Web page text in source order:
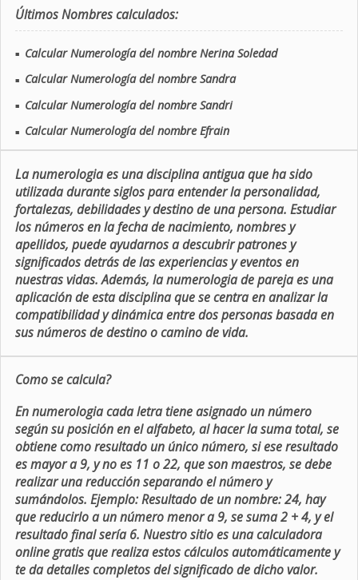
Últimos Nombres calculados:
■ Calcular Numerología del nombre Nerina Soledad
■ Calcular Numerología del nombre Sandra
■ Calcular Numerología del nombre Sandri
■ Calcular Numerología del nombre Efrain
La numerologia es una disciplina antigua que ha sido
utilizada durante siglos para entender la personalidad,
fortalezas, debilidades y destino de una persona. Estudiar
los números en la fecha de nacimiento, nombres y
apellidos, puede ayudarnos a descubrir patrones y
significados detrás de las experiencias y eventos en
nuestras vidas. Además, la numerologia de pareja es una
aplicación de esta disciplina que se centra en analizar la
compatibilidad y dinámica entre dos personas basada en
sus números de destino o camino de vida.
Como se calcula?
En numerologia cada letra tiene asignado un número
según su posición en el alfabeto, al hacer la suma total, se
obtiene como resultado un único número, si ese resultado
es mayor a 9, y no es 11 o 22, que son maestros, se debe
realizar una reducción separando el número y
sumándolos. Ejemplo: Resultado de un nombre: 24, hay
que reducirlo a un número menor a 9, se suma 2 + 4, y el
resultado final sería 6. Nuestro sitio es una calculadora
online gratis que realiza estos cálculos automáticamente y
te da detalles completos del significado de dicho valor.